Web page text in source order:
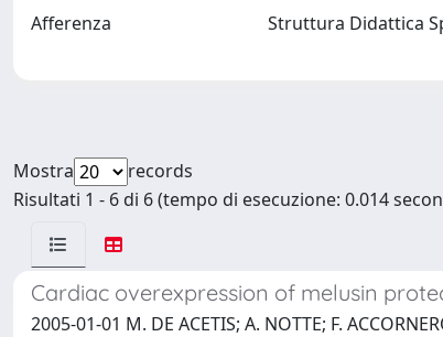
Afferenza Struttura Didattica
Mostra
records
Risultati 1 - 6 di 6 (tempo di esecuzione: 0.014
Cardiac overexpression of melusin
2005-01-01 M. DE ACETIS; A. NOTTE; F.